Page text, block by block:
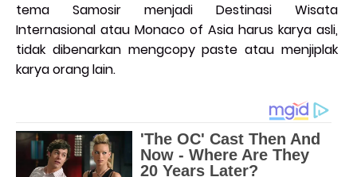
tema Samosir menjadi Destinasi Wisata
Internasional atau Monaco of Asia harus karya asli,
tidak dibenarkan mengcopy paste atau menjiplak
karya orang lain.